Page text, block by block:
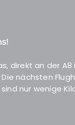
direkt an der A8
nächsten
nur wenige